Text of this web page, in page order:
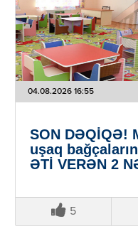
04.08.2026 16:55
SON DƏQİQƏ!
uşaq
ƏTİ VERƏN 2
5